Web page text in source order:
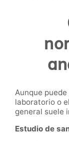
Aunque
laboratorio o
general suele
Estudio de